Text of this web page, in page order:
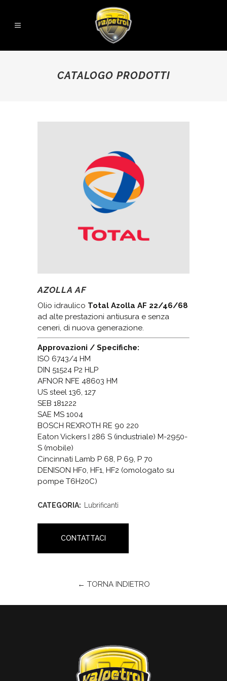
CATALOGO PRODOTTI
AZOLLA AF
Olio idraulico Total Azolla AF 22/46/68
ad alte prestazioni antiusura e senza
ceneri, di nuova generazione.
Approvazioni / Specifiche:
ISO 6743/4 HM
DIN 51524 P2 HLP
AFNOR NFE 48603 HM
US steel 136, 127
SEB 181222
SAE MS 1004
BOSCH REXROTH RE 90 220
Eaton Vickers I 286 S (industriale) M-2950-
S (mobile)
Cincinnati Lamb P 68, P 69, P 70
DENISON HF0, HF1, HF2 (omologato su
pompe T6H20C)
CATEGORIA: Lubrificanti
CONTATTACI
← TORNA INDIETRO